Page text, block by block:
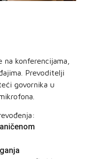
konferencijama,
Prevoditelji
govornika u